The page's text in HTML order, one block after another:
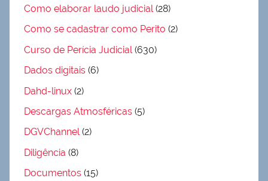
Como elaborar laudo judicial(28)
Como se cadastrar como Perito (2)
Curso de Perícia Judicial(630)
Dados digitais (6)
Dahd-linux (2)
Descargas Atmosféricas (5)
DGVChannel(2)
Diligência (8)
Documentos (15)